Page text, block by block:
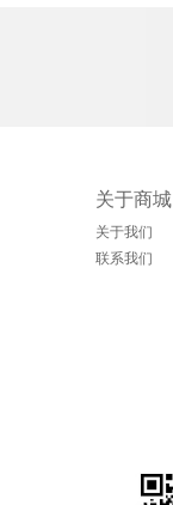
关于商城
关于我们
联系我们